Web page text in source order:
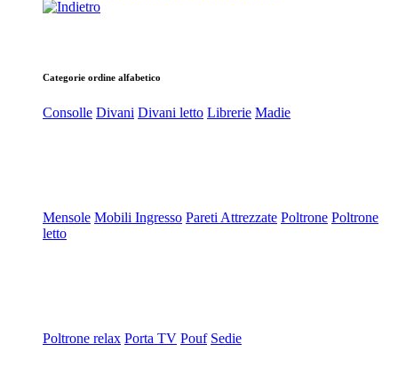
Categorie ordine alfabetico
Consolle Divani Divani letto Librerie Madie
Mensole Mobili Ingresso Pareti Attrezzate Poltrone Poltrone
letto
Poltrone relax Porta TV Pouf Sedie